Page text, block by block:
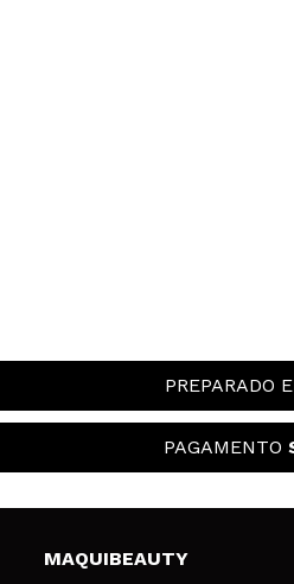
PREPARADO
PAGAMENTO
MAQUIBEAUTY